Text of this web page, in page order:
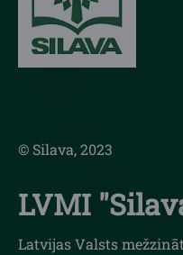
© Silava, 2023
LVMI
Latvijas Valsts